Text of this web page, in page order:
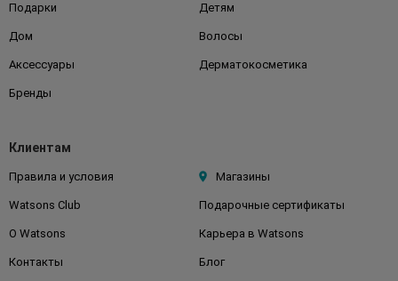
Подарки Детям
Дом Волосы
Аксессуары Дерматокосметика
Бренды
Клиентам
Правила и условия Магазины
Watsons Club Подарочные сертификаты
О Watsons Карьера в Watsons
Контакты Блог